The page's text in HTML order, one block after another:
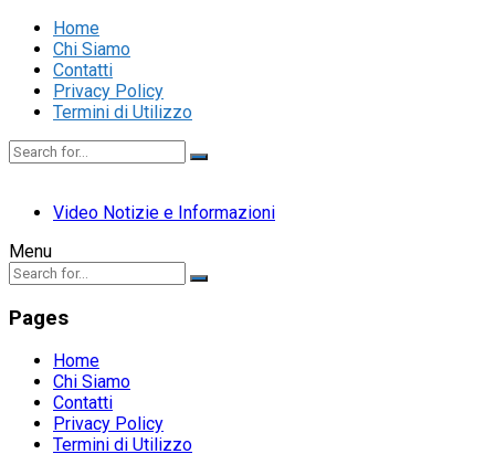
Home
Chi Siamo
Contatti
Privacy Policy
Termini di Utilizzo
Video Notizie e Informazioni
Menu
Pages
Home
Chi Siamo
Contatti
Privacy Policy
Termini di Utilizzo